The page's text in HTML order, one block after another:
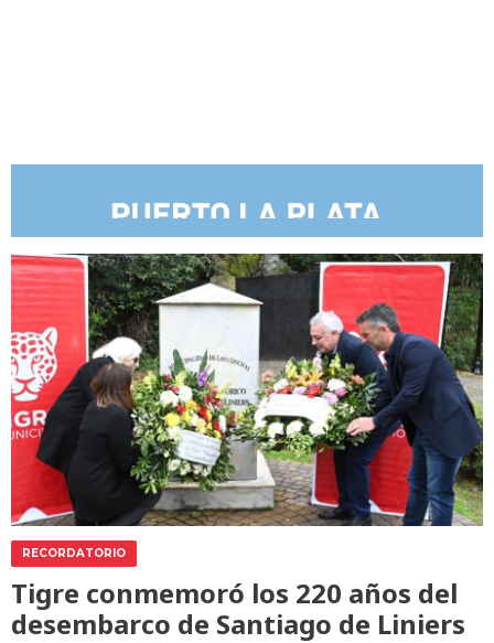
RECORDATORIO
Tigre conmemoró los 220 años del
desembarco de Santiago de Liniers